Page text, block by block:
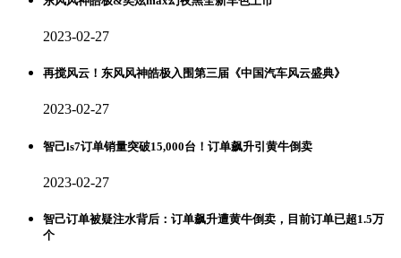
2023-02-27
再搅风云！东风风神皓极入围第三届《中国汽车风云盛典》
2023-02-27
智己ls7订单销量突破15,000台！订单飙升引黄牛倒卖
2023-02-27
智己订单被疑注水背后：订单飙升遭黄牛倒卖，目前订单已超1.5万
个